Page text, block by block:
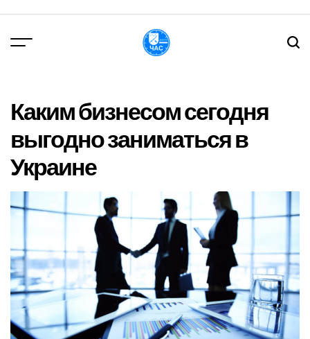
вмісту
Каким бизнесом сегодня
выгодно заниматься в
Украине